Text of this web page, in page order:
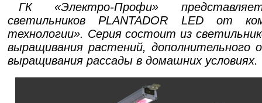
ГК «Электро-Профи»
светильников PLANTADOR LED от
технологии». Серия состоит из
выращивания растений, дополнительного
выращивания рассады в домашних условиях.